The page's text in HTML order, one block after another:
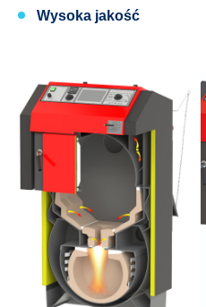
Wysoka jakość